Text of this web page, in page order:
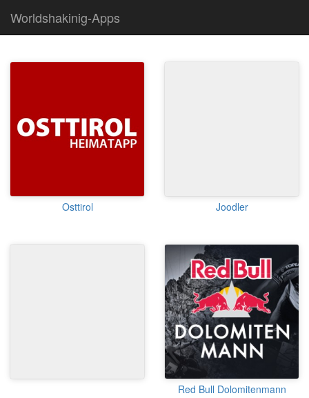
Worldshakinig-Apps
Osttirol Joodler
Red Bull Dolomitenmann